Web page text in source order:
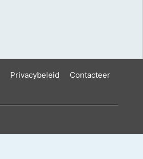
Privacybeleid
Contacteer